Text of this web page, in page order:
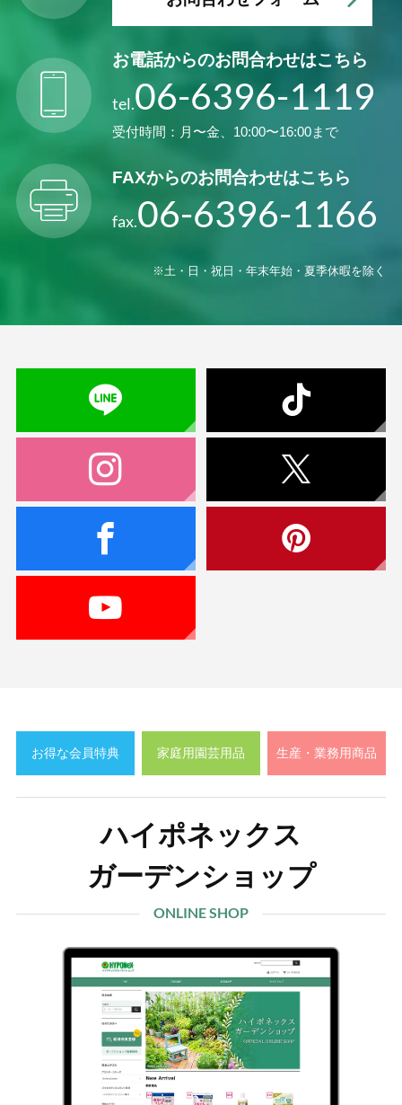
お電話からのお問合わせはこちら
tel.06-6396-1119
受付時間：月〜金、10:00〜16:00まで
FAXからのお問合わせはこちら
fax.06-6396-1166
※土・日・祝日・年末年始・夏季休暇を除く
お得な会員特典 家庭用園芸用品 生産・業務用商品
ハイポネックス
ガーデンショップ
ONLINE SHOP